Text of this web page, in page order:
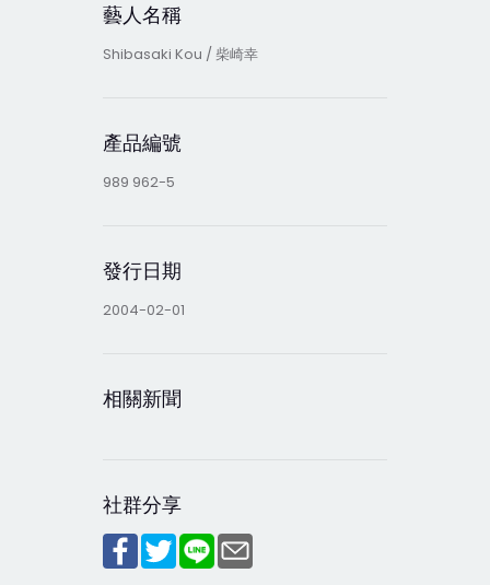
藝人名稱
Shibasaki Kou / 柴崎幸
產品編號
989 962-5
發行日期
2004-02-01
相關新聞
社群分享